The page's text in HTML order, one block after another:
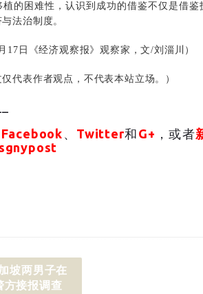
植的困难性，认识到成功的借鉴不仅是借
法治制度。
日《经济观察报》观察家，文/刘淄川）
表作者观点，不代表本站立场。）
Facebook 、 Twitter和 G+ ，或者
sgnypost
坡两男子在
方接报调查